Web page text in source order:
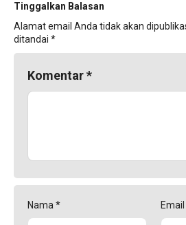
Tinggalkan Balasan
Alamat email Anda tidak akan
ditandai *
Komentar*
Nama * Email